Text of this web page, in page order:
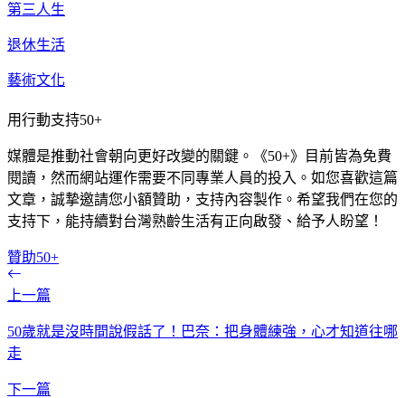
第三人生
退休生活
藝術文化
用行動支持50+
媒體是推動社會朝向更好改變的關鍵。《50+》目前皆為免費
閱讀，然而網站運作需要不同專業人員的投入。如您喜歡這篇
文章，誠摯邀請您小額贊助，支持內容製作。希望我們在您的
支持下，能持續對台灣熟齡生活有正向啟發、給予人盼望！
贊助50+
上一篇
50歲就是沒時間說假話了！巴奈：把身體練強，心才知道往哪
走
下一篇